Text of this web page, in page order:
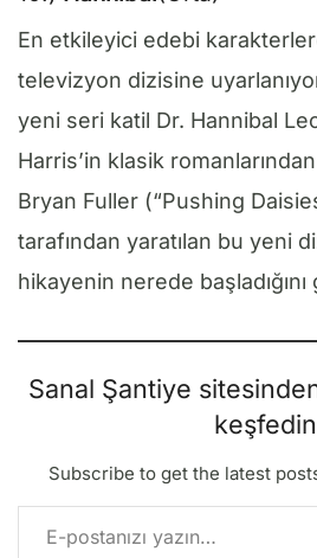
En etkileyici edebi
televizyon dizisine
yeni seri katil Dr. Hannibal
Harris’in klasik
Bryan Fuller (“Pushing
tarafından yaratılan bu yeni
hikayenin nerede
Sanal Şantiye
keşfedin
Subscribe to get the latest
E-postanızı yazın…